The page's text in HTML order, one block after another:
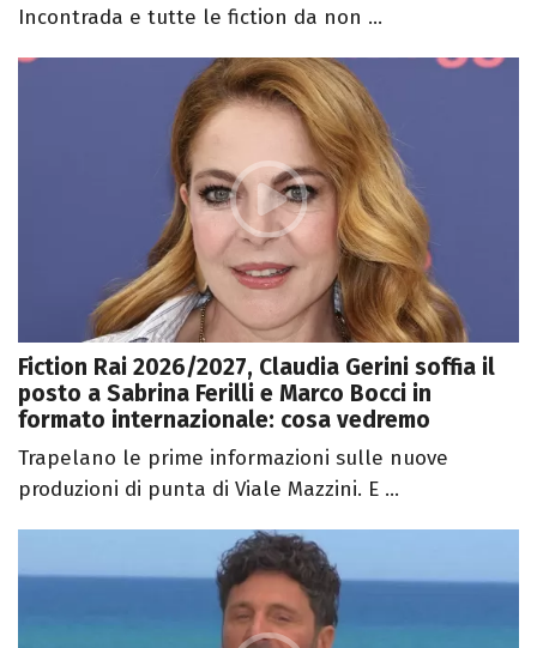
Incontrada e tutte le fiction da non ...
Fiction Rai 2026/2027, Claudia Gerini soffia il
posto a Sabrina Ferilli e Marco Bocci in
formato internazionale: cosa vedremo
Trapelano le prime informazioni sulle nuove
produzioni di punta di Viale Mazzini. E ...